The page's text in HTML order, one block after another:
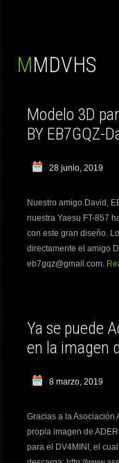
MMDVHS
Modelo 3D
BY EB7GQZ-
28 junio, 2019
Nuestro amigo David,
nuestra Yaesu FT-857
con este gran diseño.
directamente el amigo
eb7gqz@gmail.com.
Ya se puede
en la imagen
8 marzo, 2019
Gracias a la Asociación
propia imagen de
para el DV4MINI, el